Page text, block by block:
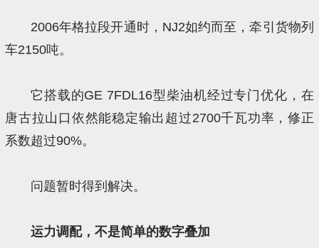
2006年格拉段开通时，NJ2如约而至，牵引货物列
车2150吨。
它搭载的GE 7FDL16型柴油机经过专门优化，在
唐古拉山口依然能稳定输出超过2700千瓦功率，修正
系数超过90%。
问题暂时得到解决。
运力调配，不是简单的数字叠加